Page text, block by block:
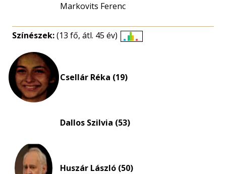
Markovits Ferenc
Színészek:(13 fő, átl. 45 év)
Csellár Réka (19)
Dallos Szilvia (53)
Huszár László (50)